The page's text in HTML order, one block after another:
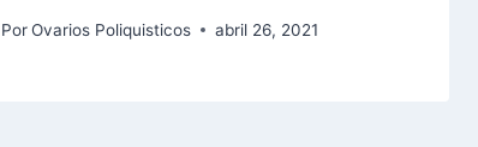
Por Ovarios Poliquisticos abril 26, 2021